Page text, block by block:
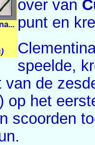
over van
punt en
speelde,
van de
op het
scoorden